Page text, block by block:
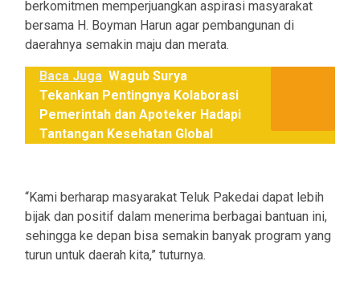
berkomitmen memperjuangkan aspirasi masyarakat
bersama H. Boyman Harun agar pembangunan di
daerahnya semakin maju dan merata.
Baca Juga Wagub Surya
Tekankan Pentingnya Kolaborasi
Pemerintah dan Apoteker Hadapi
Tantangan Kesehatan Global
‎“Kami berharap masyarakat Teluk Pakedai dapat lebih
bijak dan positif dalam menerima berbagai bantuan ini,
sehingga ke depan bisa semakin banyak program yang
turun untuk daerah kita,” tuturnya.